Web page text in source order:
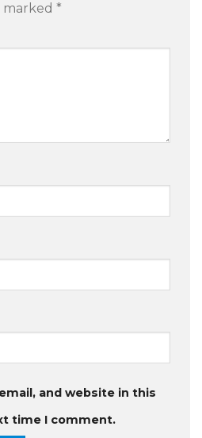
*
and website in this
time I comment.